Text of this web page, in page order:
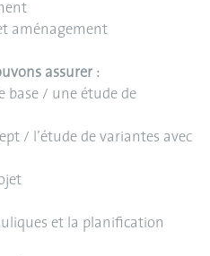
aménagement
assurer :
base / une étude de
/ l’étude de variantes avec
et la planification